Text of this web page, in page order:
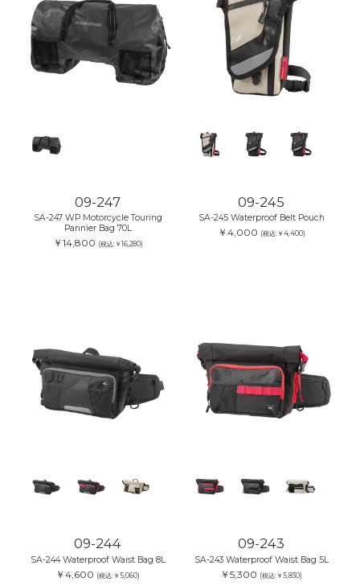
09-247
SA-247 WP Motorcycle Touring
Pannier Bag 70L
￥14,800 (税込:￥16,280)
09-245
SA-245 Waterproof Belt Pouch
￥4,000 (税込:￥4,400)
09-244
SA-244 Waterproof Waist Bag 8L
￥4,600 (税込:￥5,060)
09-243
SA-243 Waterproof Waist Bag 5L
￥5,300 (税込:￥5,830)